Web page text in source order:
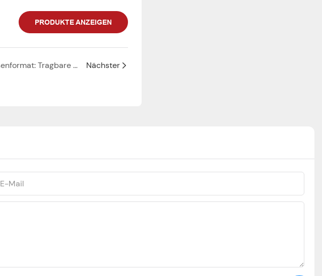
PRODUKTE ANZEIGEN
Duftkerzen im Metalldosenformat: Tragbare Aromatherapie für Entspannung überall Nächster
E-Mail